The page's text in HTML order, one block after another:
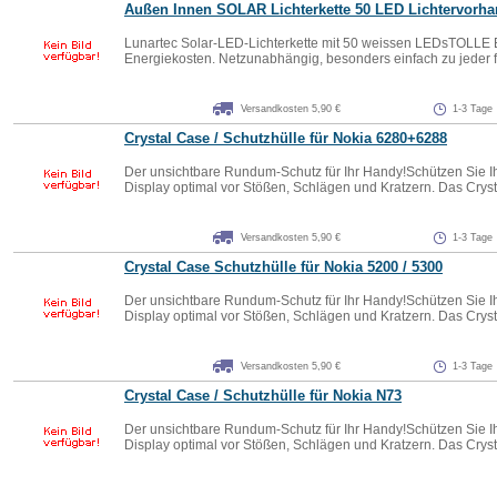
Außen Innen SOLAR Lichterkette 50 LED
Lunartec Solar-LED-Lichterkette mit 50 weissen LEDsTOLLE
Energiekosten. Netzunabhängig, besonders einfach zu jeder
Versandkosten 5,90 € 1-3 Tage
Crystal Case / Schutzhülle für Nokia 6280+6288
Der unsichtbare Rundum-Schutz für Ihr Handy!Schützen Sie
Display optimal vor Stößen, Schlägen und Kratzern. Das
Versandkosten 5,90 € 1-3 Tage
Crystal Case Schutzhülle für Nokia 5200 / 5300
Der unsichtbare Rundum-Schutz für Ihr Handy!Schützen Sie
Display optimal vor Stößen, Schlägen und Kratzern. Das
Versandkosten 5,90 € 1-3 Tage
Crystal Case / Schutzhülle für Nokia N73
Der unsichtbare Rundum-Schutz für Ihr Handy!Schützen Sie
Display optimal vor Stößen, Schlägen und Kratzern. Das